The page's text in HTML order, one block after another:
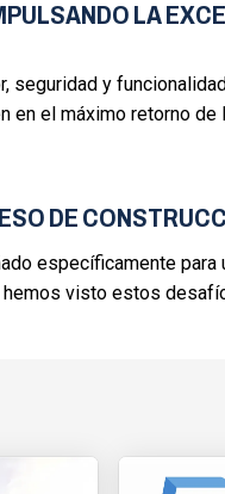
LA
seguridad y
en el máximo retorno
DE
específicamente
visto estos